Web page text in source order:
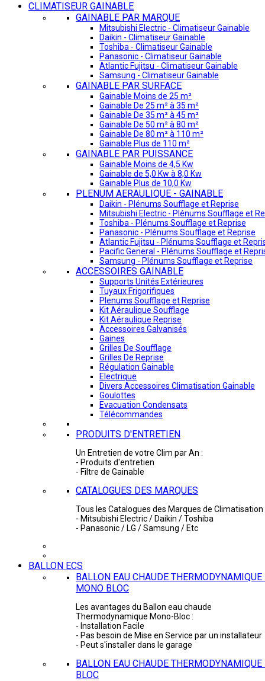
CLIMATISEUR GAINABLE
GAINABLE PAR MARQUE
Mitsubishi Electric - Climatiseur Gainable
Daikin - Climatiseur Gainable
Toshiba - Climatiseur Gainable
Panasonic - Climatiseur Gainable
Atlantic Fujitsu - Climatiseur Gainable
Samsung - Climatiseur Gainable
GAINABLE PAR SURFACE
Gainable Moins de 25 m²
Gainable De 25 m² à 35 m²
Gainable De 35 m² à 45 m²
Gainable De 50 m² à 80 m²
Gainable De 80 m² à 110 m²
Gainable Plus de 110 m²
GAINABLE PAR PUISSANCE
Gainable Moins de 4,5 Kw
Gainable de 5,0 Kw à 8,0 Kw
Gainable Plus de 10,0 Kw
PLENUM AERAULIQUE - GAINABLE
Daikin - Plénums Soufflage et Reprise
Mitsubishi Electric - Plénums Soufflage et
Toshiba - Plénums Soufflage et Reprise
Panasonic - Plénums Soufflage et Reprise
Atlantic Fujitsu - Plénums Soufflage et
Pacific General - Plénums Soufflage et
Samsung - Plénums Soufflage et Reprise
ACCESSOIRES GAINABLE
Supports Unités Extérieures
Tuyaux Frigorifiques
Plenums Soufflage et Reprise
Kit Aéraulique Soufflage
Kit Aéraulique Reprise
Accessoires Galvanisés
Gaines
Grilles De Soufflage
Grilles De Reprise
Régulation Gainable
Electrique
Divers Accessoires Climatisation Gainable
Goulottes
Evacuation Condensats
Télécommandes
PRODUITS D'ENTRETIEN
Un Entretien de votre Clim par An :
- Produits d'entretien
- Filtre de Gainable
CATALOGUES DES MARQUES
Tous les Catalogues des Marques de Climatisation
- Mitsubishi Electric / Daikin / Toshiba
- Panasonic / LG / Samsung / Etc
BALLON ECS
BALLON EAU CHAUDE THERMODYNAMIQUE
MONO BLOC
Les avantages du Ballon eau chaude
Thermodynamique Mono-Bloc :
- Installation Facile
- Pas besoin de Mise en Service par un installateur
- Peut s'installer dans le garage
BALLON EAU CHAUDE
BLOC